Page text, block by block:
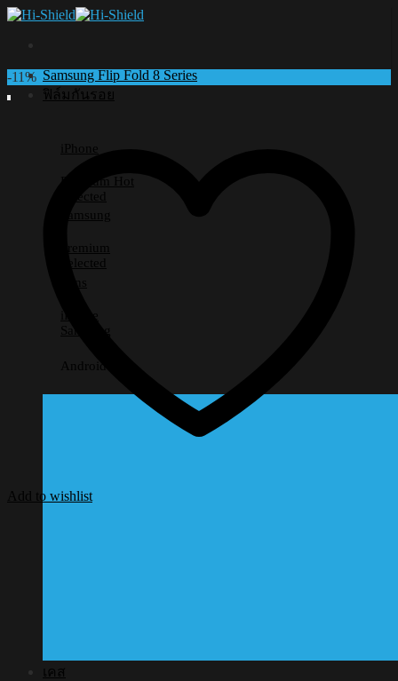
Skip
Samsung Flip Fold 8 Series
ฟิล์มกันรอย
iPhone
Premium
Selected
Samsung
Premium
Selected
Lens
iPhone
Samsung
Android อื่นๆ
เคส
-11%
Add to wishlist